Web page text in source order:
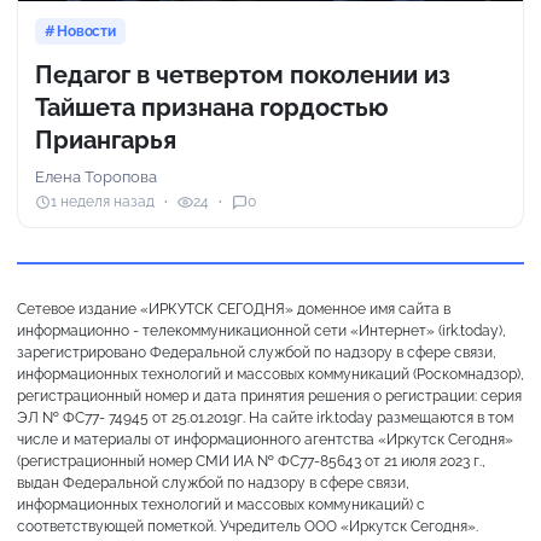
Новости
Педагог в четвертом поколении из
Тайшета признана гордостью
Приангарья
Елена Торопова
1 неделя назад 24 0
Сетевое издание «ИРКУТСК СЕГОДНЯ» доменное имя сайта в
информационно - телекоммуникационной сети «Интернет» (irk.today),
зарегистрировано Федеральной службой по надзору в сфере связи,
информационных технологий и массовых коммуникаций (Роскомнадзор),
регистрационный номер и дата принятия решения о регистрации: серия
ЭЛ № ФС77- 74945 от 25.01.2019г. На сайте irk.today размещаются в том
числе и материалы от информационного агентства «Иркутск Сегодня»
(регистрационный номер СМИ ИА № ФС77-85643 от 21 июля 2023 г.,
выдан Федеральной службой по надзору в сфере связи,
информационных технологий и массовых коммуникаций) с
соответствующей пометкой. Учредитель ООО «Иркутск Сегодня».